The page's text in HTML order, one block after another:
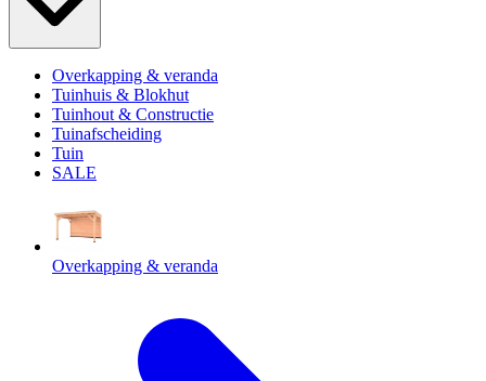
Overkapping & veranda
Tuinhuis & Blokhut
Tuinhout & Constructie
Tuinafscheiding
Tuin
SALE
Overkapping & veranda